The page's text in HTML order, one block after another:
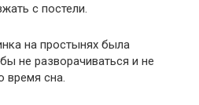
с постели.
на простынях была
не разворачиваться и не
сна.